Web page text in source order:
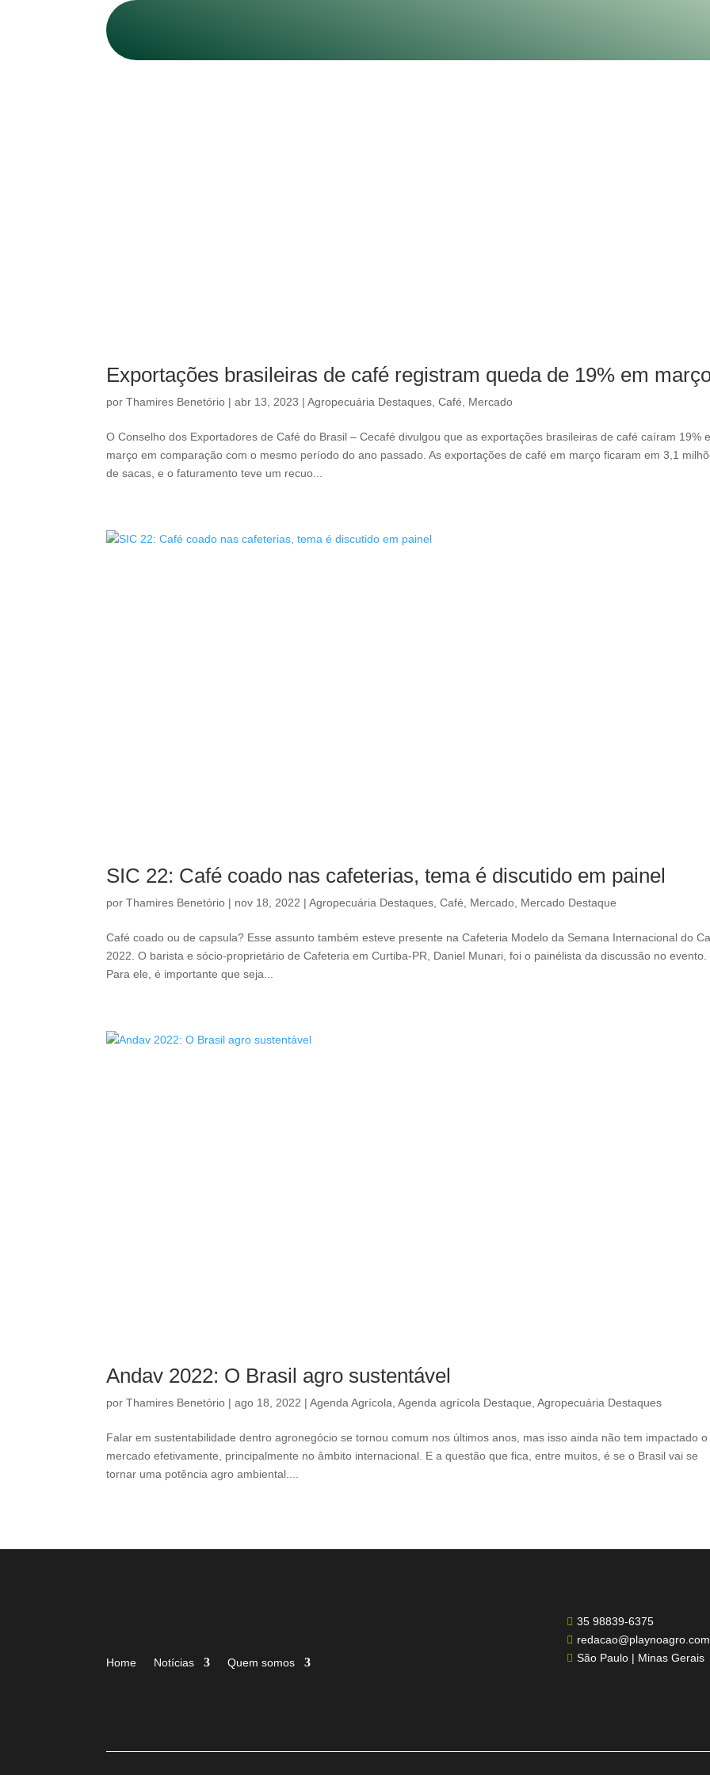
Exportações brasileiras de café registram queda de 19% em
porThamires Benetório |abr 13, 2023 |Agropecuária Destaques,Café, Mercado
O Conselho dos Exportadores de Café do Brasil – Cecafé divulgou que as exportações brasileiras de café caíram 19%
março em comparação com o mesmo período do ano passado. As exportações de café em março ficaram em 3,1
de sacas, e o faturamento teve um recuo...
SIC 22: Café coado nas cafeterias, tema é discutido em painel
porThamires Benetório | nov 18, 2022 |Agropecuária Destaques ,Café Mercado Mercado Destaque
Café coado ou de capsula? Esse assunto também esteve presente na Cafeteria Modelo da Semana Internacional do
2022. O barista e sócio-proprietário de Cafeteria em Curtiba-PR, Daniel Munari, foi o painélista da discussão no evento.
Para ele, é importante que seja...
Andav 2022: O Brasil agro sustentável
porThamires Benetório |ago 18, 2022 |Agenda Agrícola,Agenda agrícola Destaque,Agropecuária Destaques
Falar em sustentabilidade dentro agronegócio se tornou comum nos últimos anos, mas isso ainda não tem impactado o
mercado efetivamente, principalmente no âmbito internacional. E a questão que fica, entre muitos, é se o Brasil vai se
tornar uma potência agro ambiental....
Home Notícias Quem somos
 35 98839-6375

 São Paulo | Minas Gerais